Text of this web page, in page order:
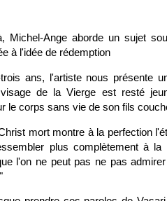
Michel-Ange aborde un sujet
à l'idée de rédemption
ans, l'artiste nous présente
de la Vierge est resté
le corps sans vie de son fils
mort montre à la perfection
plus complètement à
l'on ne peut pas ne pas